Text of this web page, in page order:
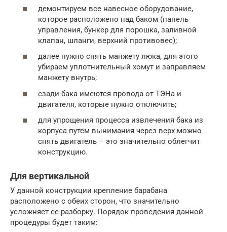
демонтируем все навесное оборудование,
которое расположено над баком (панель
управления, бункер для порошка, заливной
клапан, шланги, верхний противовес);
далее нужно снять манжету люка, для этого
убираем уплотнительный хомут и заправляем
манжету внутрь;
сзади бака имеются провода от ТЭНа и
двигателя, которые нужно отключить;
для упрощения процесса извлечения бака из
корпуса путем вынимания через верх можно
снять двигатель – это значительно облегчит
конструкцию.
Для вертикальной
У данной конструкции крепление барабана
расположено с обеих сторон, что значительно
усложняет ее разборку. Порядок проведения данной
процедуры будет таким: